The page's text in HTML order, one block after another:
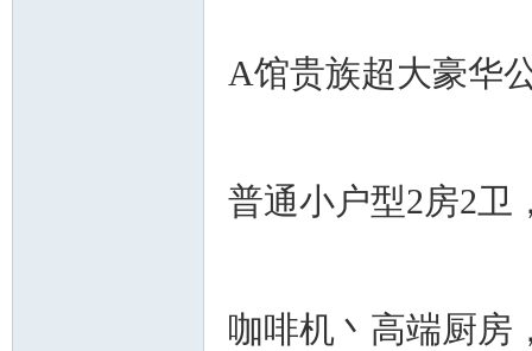
A馆贵族超大豪华
普通小户型2房2卫
咖啡机丶高端厨房